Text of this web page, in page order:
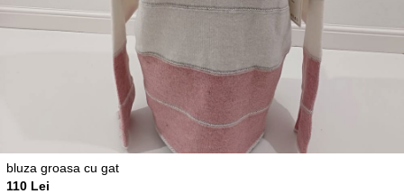
bluza groasa cu gat
110 Lei